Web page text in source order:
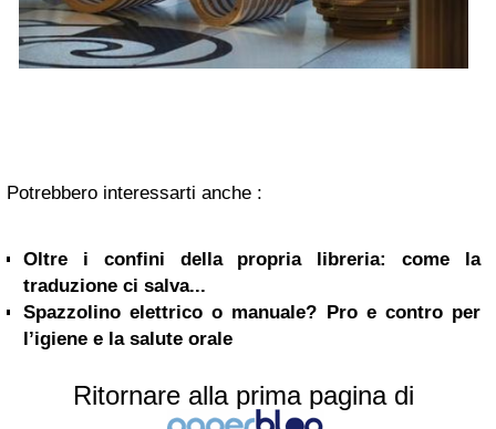
Potrebbero interessarti anche :
Oltre i confini della propria libreria: come la
traduzione ci salva...
Spazzolino elettrico o manuale? Pro e contro per
l’igiene e la salute orale
Ritornare alla prima pagina di